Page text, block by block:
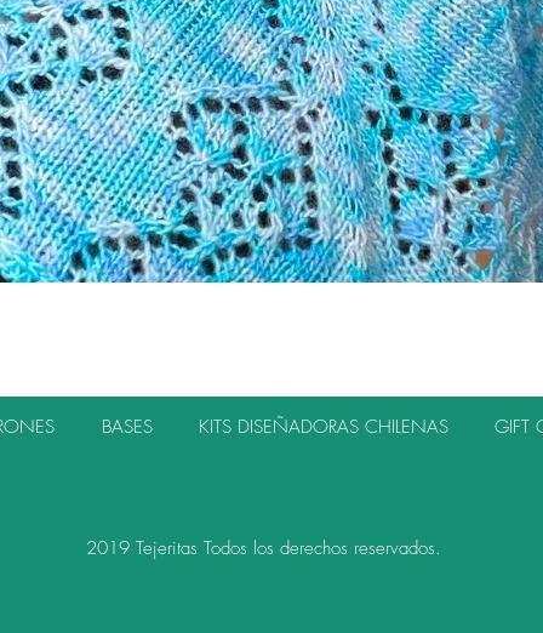
BASES KITS DISEÑADORAS CHILENAS GIFT
2019 Tejeritas Todos los derechos reservados.